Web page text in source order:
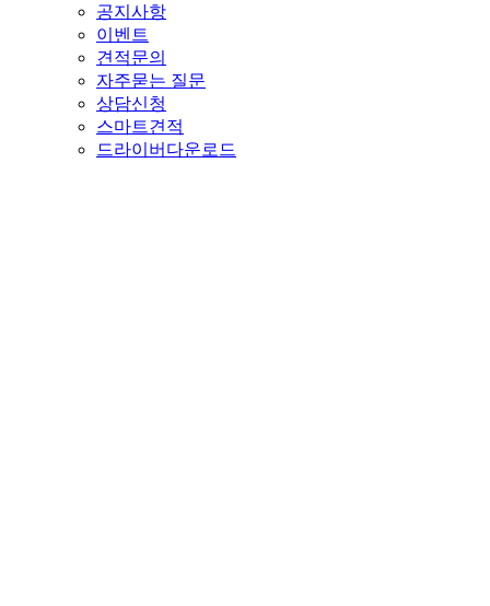
공지사항
이벤트
견적문의
자주묻는 질문
상담신청
스마트견적
드라이버다운로드